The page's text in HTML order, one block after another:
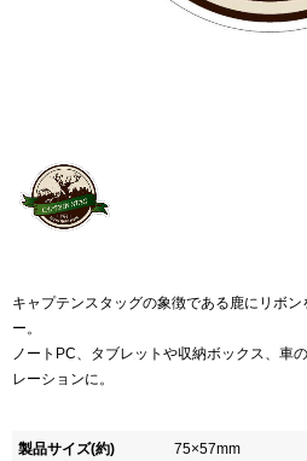
キャプテンスタッグの象徴である鹿にリボ
ー。
ノートPC、タブレットや収納ボックス、車
レーションに。
製品サイズ(約) 75×57mm